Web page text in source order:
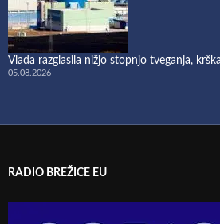
Vlada razglasila nižjo stopnjo tveganja,
05.08.2026
RADIO BREŽICE EU